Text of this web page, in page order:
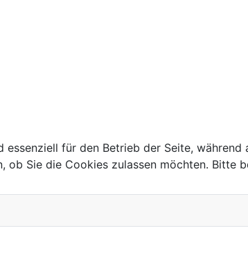
für den Betrieb der Seite,
Sie die Cookies zulassen möchten. Bitte